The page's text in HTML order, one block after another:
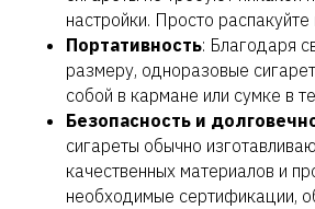
настройки. Просто распакуйте
Портативность: Благодаря
размеру, одноразовые
собой в кармане или сумке в
Безопасность и
сигареты обычно
качественных материалов и
необходимые сертификации,